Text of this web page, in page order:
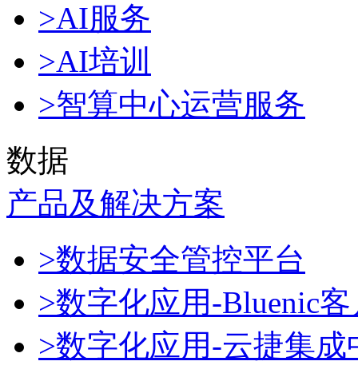
>AI服务
>AI培训
>智算中心运营服务
数据
产品及解决方案
>数据安全管控平台
>数字化应用-Bluenic
>数字化应用-云捷集成